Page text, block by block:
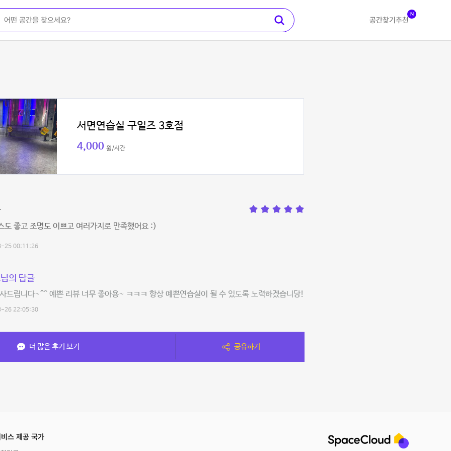
공간찾기 추천
N
서면연습실 구일즈 3호점
4,000 원/시간
도 좋고 조명도 이쁘고 여러가지로 만족했어요 :)
25 00:11:26
의 답글
드립니다~^^ 예쁜 리뷰 너무 좋아용~ ㅋㅋㅋ 항상 예쁜연습실이 될 수 있도록 노력하겠습니당!
26 22:05:30
더 많은 후기 보기 공유하기
스 제공 국가